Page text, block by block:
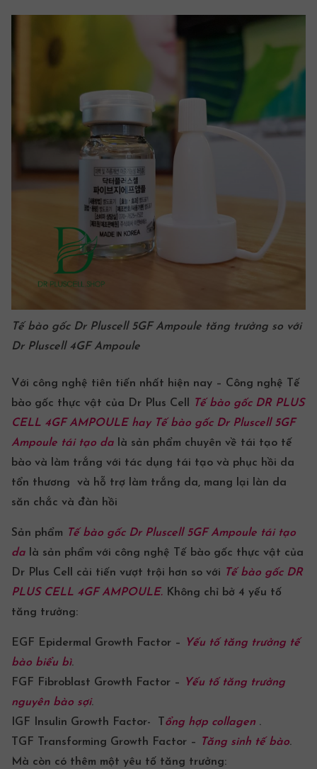
Tế bào gốc Dr Pluscell 5GF Ampoule tăng trưởng so với
Dr Pluscell 4GF Ampoule
Với công nghệ tiên tiến nhất hiện nay – Công nghệ Tế
bào gốc thực vật của Dr Plus Cell
Tế bào gốc DR PLUS
CELL 4GF AMPOULE hay Tế bào gốc Dr Pluscell 5GF
Ampoule tái tạo da
là sản phẩm chuyên về tái tạo tế
bào và làm trắng với tác dụng tái tạo và phục hồi da
tổn thương và hỗ trợ làm trắng da, mang lại làn da
săn chắc và đàn hồi
Sản phẩm Tế bào gốc Dr Pluscell 5GF Ampoule tái tạo
da
là sản phẩm với công nghệ Tế bào gốc thực vật của
Dr Plus Cell cải tiến vượt trội hơn so với
Tế bào gốc DR
PLUS CELL 4GF AMPOULE. Không chỉ bở 4 yếu tố
tăng trưởng:
EGF Epidermal Growth Factor –
Yếu tố tăng trưởng tế
bào biểu bì.
FGF Fibroblast Growth Factor –
Yếu tố tăng trưởng
nguyên bào sợi.
IGF Insulin Growth Factor- T ổng hợp collagen .
TGF Transforming Growth Factor –
Tăng sinh tế bào.
Mà còn có thêm một yêu tố tăng trưởng: